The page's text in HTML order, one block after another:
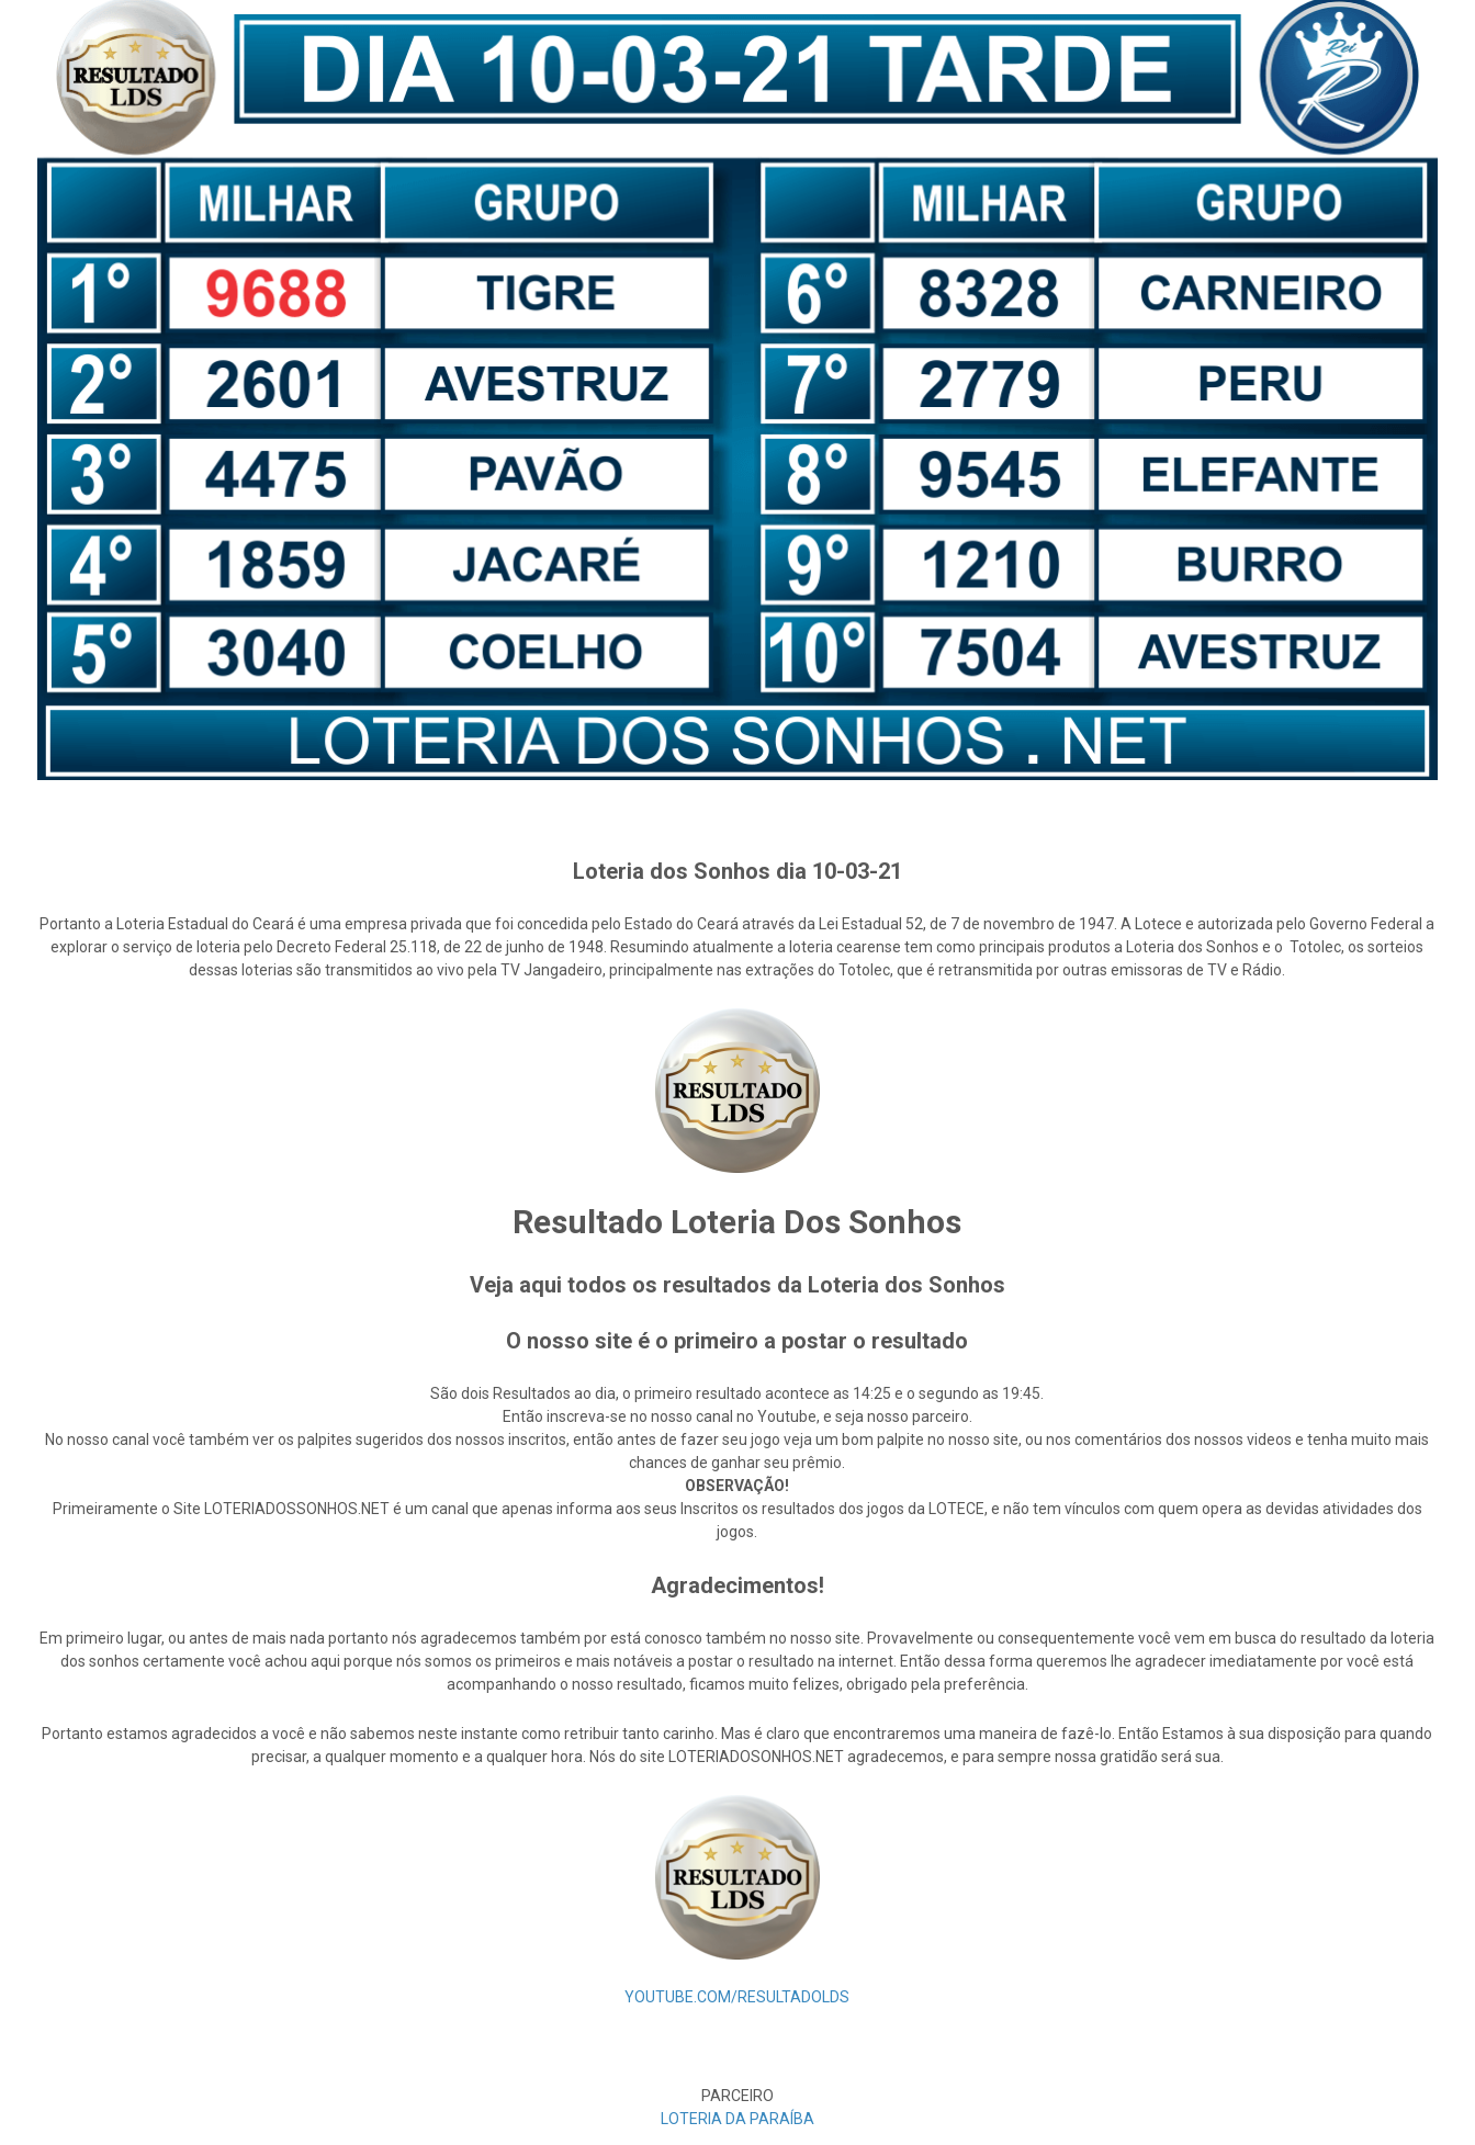
Loteria dos Sonhos dia 10-03-21
Portanto a Loteria Estadual do Ceará é uma empresa privada que foi concedida pelo Estado do Ceará através da Lei Estadual 52, de 7 de novembro de 1947. A Lotece e autorizada pelo Governo Federal a
explorar o serviço de loteria pelo Decreto Federal 25.118, de 22 de junho de 1948. Resumindo atualmente a loteria cearense tem como principais produtos a Loteria dos Sonhos e o Totolec, os sorteios
dessas loterias são transmitidos ao vivo pela TV Jangadeiro, principalmente nas extrações do Totolec, que é retransmitida por outras emissoras de TV e Rádio.
Resultado Loteria Dos Sonhos
Veja aqui todos os resultados da Loteria dos Sonhos
O nosso site é o primeiro a postar o resultado
São dois Resultados ao dia, o primeiro resultado acontece as 14:25 e o segundo as 19:45.
Então inscreva-se no nosso canal no Youtube, e seja nosso parceiro.
No nosso canal você também ver os palpites sugeridos dos nossos inscritos, então antes de fazer seu jogo veja um bom palpite no nosso site, ou nos comentários dos nossos videos e tenha muito mais
chances de ganhar seu prêmio.
OBSERVAÇÃO!
Primeiramente o Site LOTERIADOSSONHOS.NET é um canal que apenas informa aos seus Inscritos os resultados dos jogos da LOTECE, e não tem vínculos com quem opera as devidas atividades dos
jogos.
Agradecimentos!
Em primeiro lugar, ou antes de mais nada portanto nós agradecemos também por está conosco também no nosso site. Provavelmente ou consequentemente você vem em busca do resultado da loteria
dos sonhos certamente você achou aqui porque nós somos os primeiros e mais notáveis a postar o resultado na internet. Então dessa forma queremos lhe agradecer imediatamente por você está
acompanhando o nosso resultado, ficamos muito felizes, obrigado pela preferência.
Portanto estamos agradecidos a você e não sabemos neste instante como retribuir tanto carinho. Mas é claro que encontraremos uma maneira de fazê-lo. Então Estamos à sua disposição para quando
precisar, a qualquer momento e a qualquer hora. Nós do site LOTERIADOSONHOS.NET agradecemos, e para sempre nossa gratidão será sua.
YOUTUBE.COM/RESULTADOLDS
PARCEIRO
LOTERIA DA PARAÍBA